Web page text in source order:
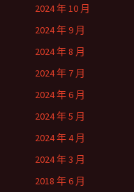
2024 年 10 月
2024 年 9 月
2024 年 8 月
2024 年 7 月
2024 年 6 月
2024 年 5 月
2024 年 4 月
2024 年 3 月
2018 年 6 月